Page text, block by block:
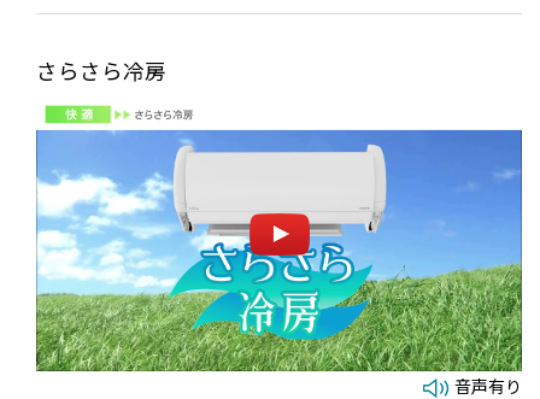
さらさら冷房
音声有り